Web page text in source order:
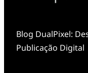
Blog DualPixel:
Publicação Digital